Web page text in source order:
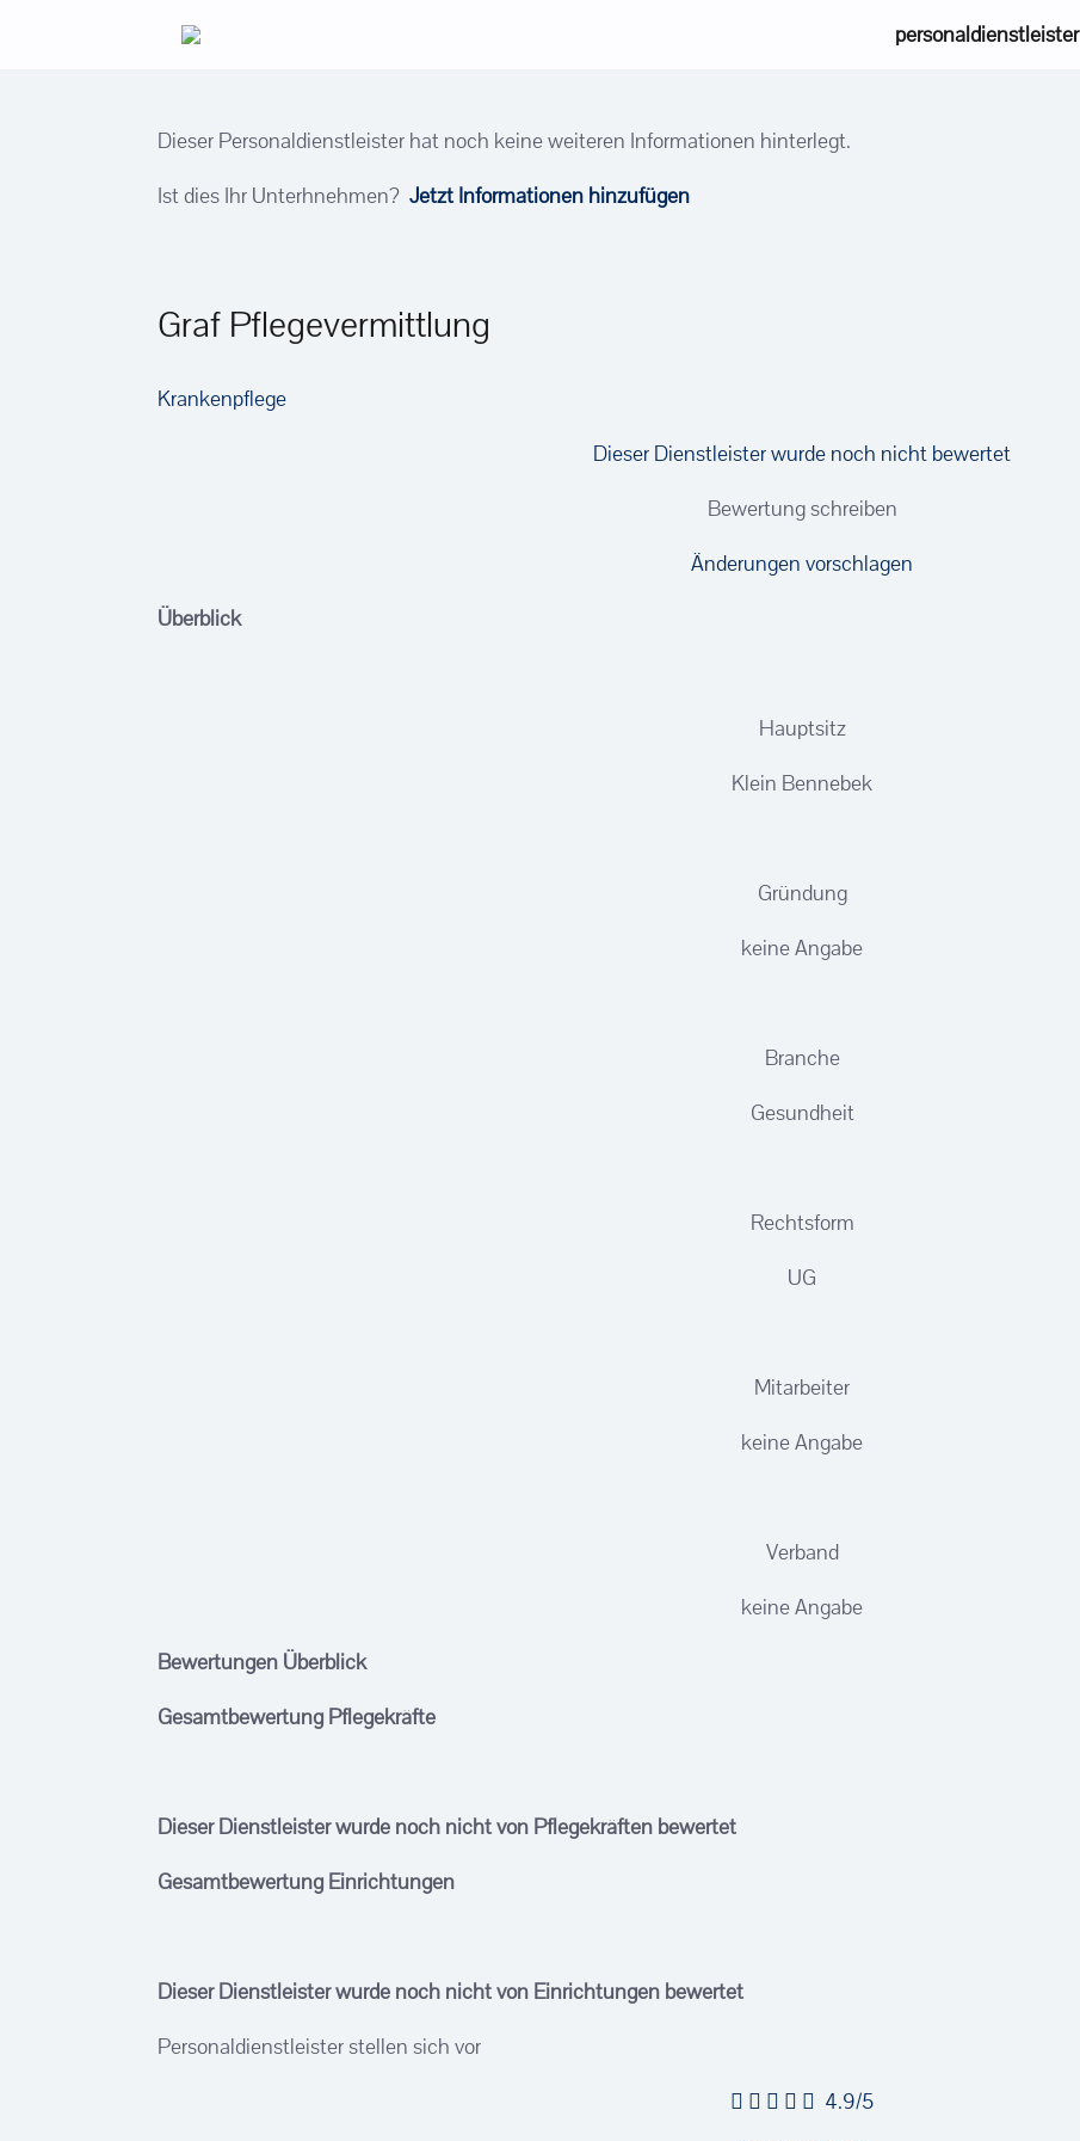
personaldienstleister
Dieser Personaldienstleister hat noch keine weiteren Informationen hinterlegt.
Ist dies Ihr Unterhnehmen? Jetzt Informationen hinzufügen
Graf Pflegevermittlung
Krankenpflege
Dieser Dienstleister wurde noch nicht bewertet
Bewertung schreiben
Änderungen vorschlagen
Überblick
Hauptsitz
Klein Bennebek
Gründung
keine Angabe
Branche
Gesundheit
Rechtsform
UG
Mitarbeiter
keine Angabe
Verband
keine Angabe
Bewertungen Überblick
Gesamtbewertung Pflegekräfte
Dieser Dienstleister wurde noch nicht von Pflegekräften bewertet
Gesamtbewertung Einrichtungen
Dieser Dienstleister wurde noch nicht von Einrichtungen bewertet
Personaldienstleister stellen sich vor
4.9/5